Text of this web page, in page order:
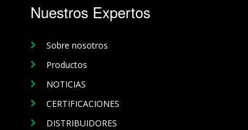
Nuestros Expertos
Sobre nosotros
Productos
NOTICIAS
CERTIFICACIONES
DISTRIBUIDORES